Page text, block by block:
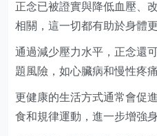
正念已被證實與降低血壓、
相關，這一切都有助於身體更
通過減少壓力水平，正念還
題風險，如心臟病和慢性疼痛
更健康的生活方式通常會促
食和規律運動，進一步增強